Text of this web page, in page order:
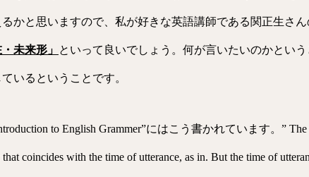
かと思いますので、私が好きな英語講師である関正生さ
未来形」 といって良いでしょう。何が言いたいのかとい
いるということです。
to English Grammer”にはこう書かれています。” The
coincides with the time of utterance, as in. But the time of